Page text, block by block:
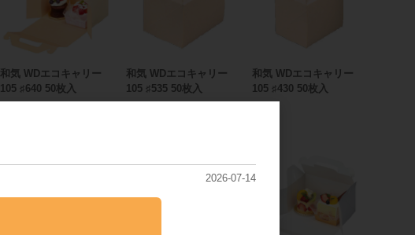
和気 WDエコキャリー
105 ♯640 50枚入
和気 WDエコキャリー
105 ♯535 50枚入
和気 WDエコキャリー
105 ♯430 50枚入
2026-07-14